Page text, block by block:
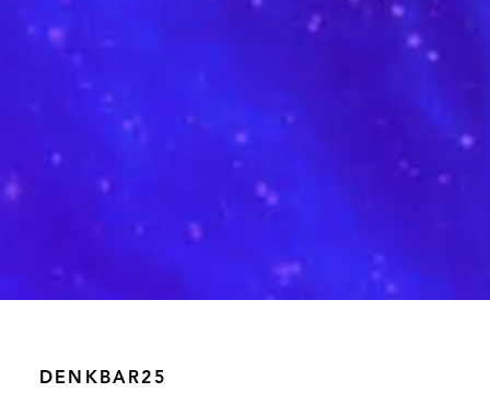
DENKBAR25